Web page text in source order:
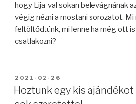
hogy Lija-val sokan belevágnának
végig nézni a mostani sorozatot. Mi
feltöltődtünk, mi lenne ha még ott
csatlakozni?
BEKÜLDVE:
2021-02-26
Hoztunk egy kis